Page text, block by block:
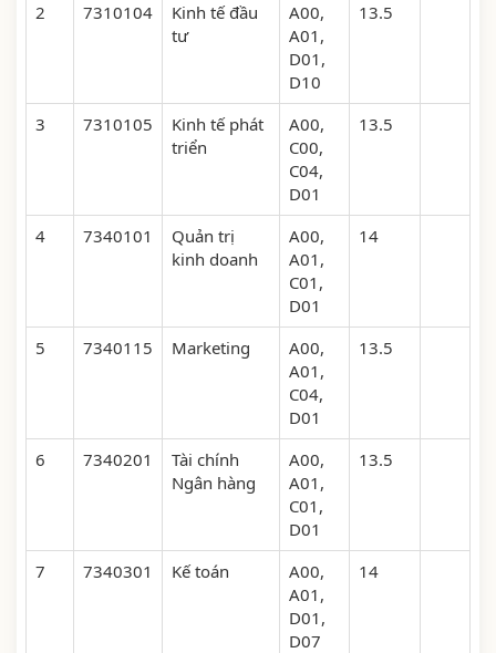
2 7310104
Kinh tế đầu
tư
A00,
A01,
D01,
D10
13.5
3 7310105
Kinh tế phát
triển
A00,
C00,
C04,
D01
13.5
4 7340101
Quản trị
kinh doanh
A00,
A01,
C01,
D01
14
5 7340115 Marketing
A00,
A01,
C04,
D01
13.5
6 7340201
Tài chính
Ngân hàng
A00,
A01,
C01,
D01
13.5
7 7340301 Kế toán
A00,
A01,
D01,
D07
14